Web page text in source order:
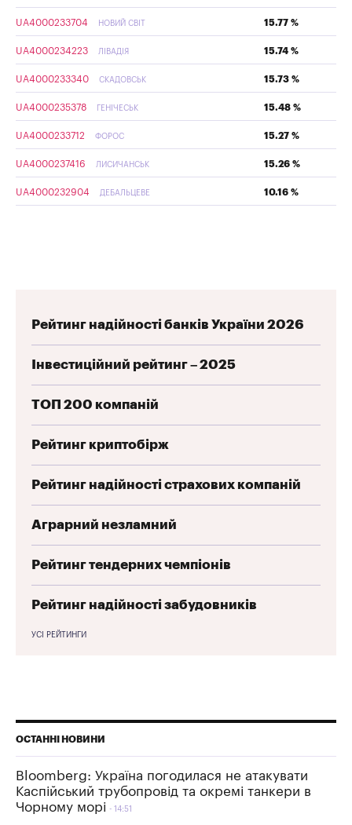
UA4000233704 НОВИЙ СВІТ 15.77 %
UA4000234223 ЛІВАДІЯ 15.74 %
UA4000233340 СКАДОВСЬК 15.73 %
UA4000235378 ГЕНІЧЕСЬК 15.48 %
UA4000233712 ФОРОС 15.27 %
UA4000237416 ЛИСИЧАНСЬК 15.26 %
UA4000232904 ДЕБАЛЬЦЕВЕ 10.16 %
Рейтинг надійності банків України 2026
Інвестиційний рейтинг – 2025
ТОП 200 компаній
Рейтинг криптобірж
Рейтинг надійності страхових компаній
Аграрний незламний
Рейтинг тендерних чемпіонів
Рейтинг надійності забудовників
УСІ РЕЙТИНГИ
ОСТАННІ НОВИНИ
Bloomberg: Україна погодилася не атакувати
Каспійський трубопровід та окремі танкери в
Чорному морі
14:51